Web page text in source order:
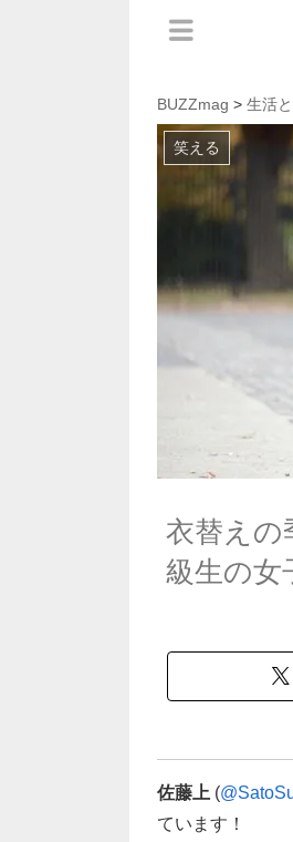
BUZZmag > 生活
笑える
衣替えの
級生の女
佐藤上 (
ています！